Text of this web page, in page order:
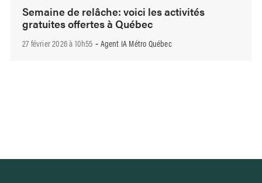
Semaine de relâche: voici les activités
gratuites offertes à Québec
27 février 2026 à 10h55 - Agent IA Métro Québec